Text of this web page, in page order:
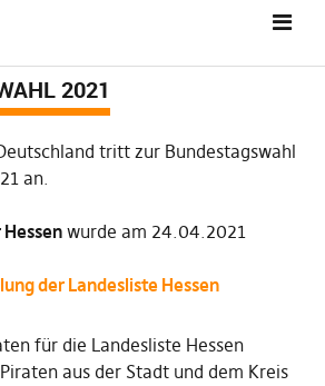
2021
tritt zur Bundestagswahl
an.
wurde am 24.04.2021
der Landesliste Hessen
für die Landesliste Hessen
aus der Stadt und dem Kreis